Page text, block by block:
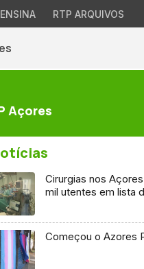
RTP ARQUIVOS
Açores
Cirurgias nos
mil utentes em lista
Começou o Azores